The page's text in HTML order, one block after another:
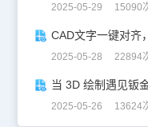
2025-05-29 15090
CAD文字一键对齐
2025-05-28 22894
当 3D 绘制遇见钣
2025-05-26 13624